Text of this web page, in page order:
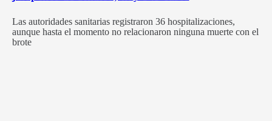
Las autoridades sanitarias registraron 36 hospitalizaciones,
aunque hasta el momento no relacionaron ninguna muerte con el
brote